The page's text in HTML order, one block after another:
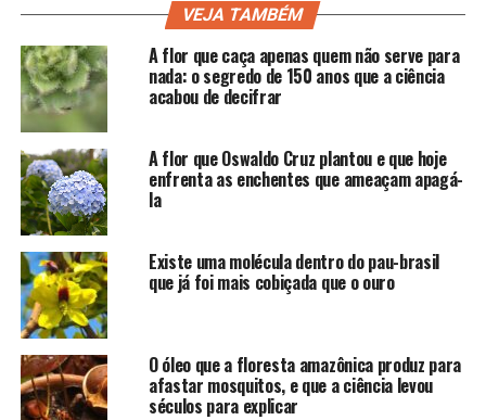
VEJA TAMBÉM
A flor que caça apenas quem não serve para
nada: o segredo de 150 anos que a ciência
acabou de decifrar
A flor que Oswaldo Cruz plantou e que hoje
enfrenta as enchentes que ameaçam apagá-
la
Existe uma molécula dentro do pau-brasil
que já foi mais cobiçada que o ouro
O óleo que a floresta amazônica produz para
afastar mosquitos, e que a ciência levou
séculos para explicar